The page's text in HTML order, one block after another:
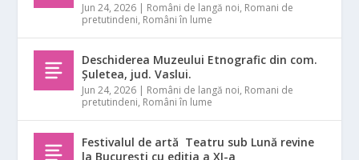
Jun 24, 2026 | Români de langă noi, Romani de
pretutindeni, Români în lume
Deschiderea Muzeului Etnografic din com.
Șuletea, jud. Vaslui.
Jun 24, 2026 | Români de langă noi, Romani de
pretutindeni, Români în lume
Festivalul de artă Teatru sub Lună revine
la București cu ediția a XI-a